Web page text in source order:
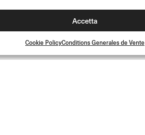
Accetta
Cookie PolicyConditions Generales de Vente